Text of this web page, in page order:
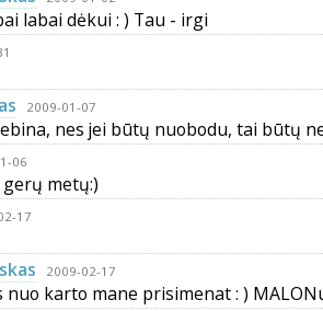
labai dėkui : ) Tau - irgi
2009-01-07
nes jei būtų nuobodu, tai būtų
06
metų:)
17
2009-02-17
nuo karto mane prisimenat : )